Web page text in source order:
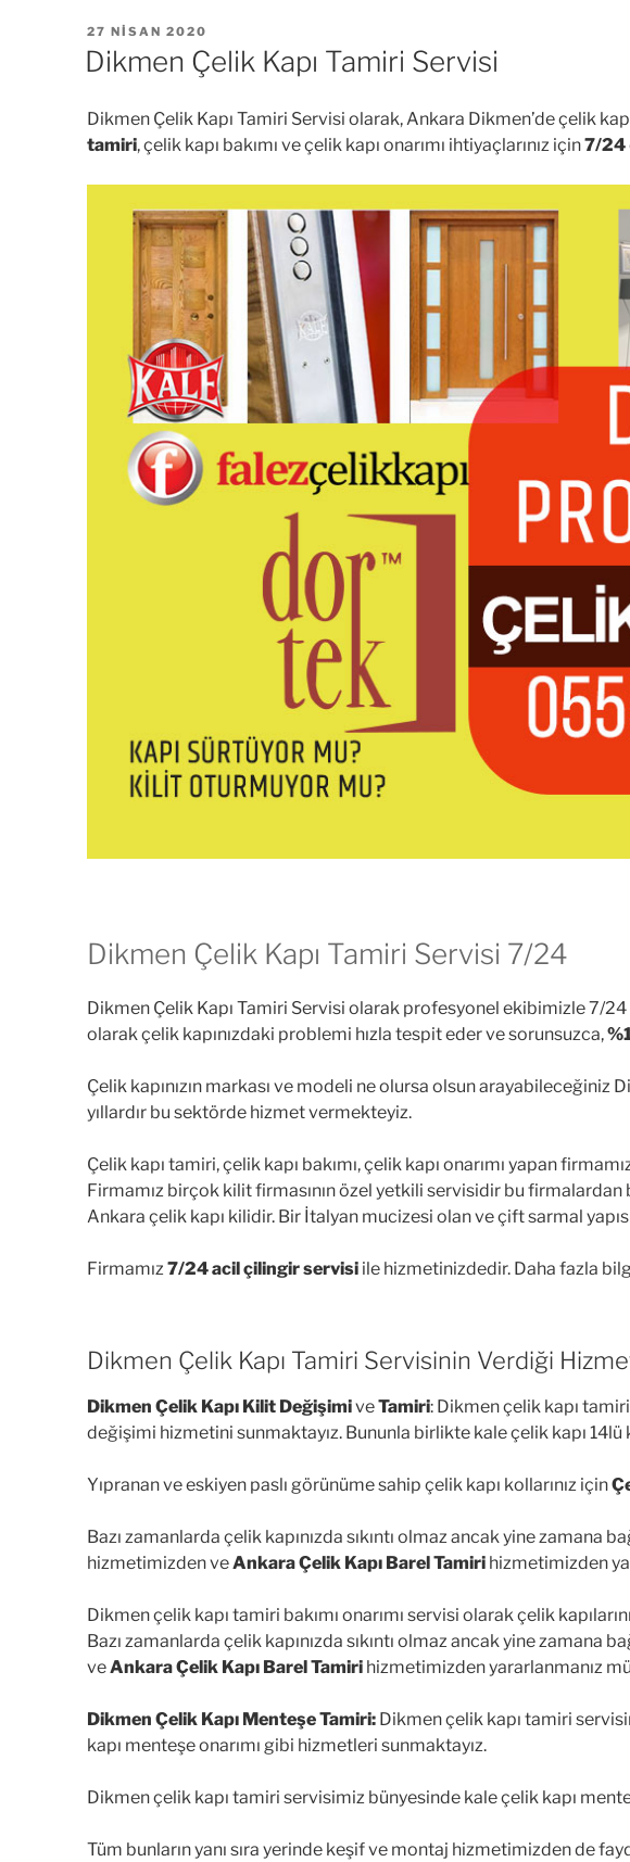
YAYIM
TARIHI
27 NISAN 2020
Dikmen Çelik Kapı Tamiri Servisi
Dikmen Çelik Kapı Tamiri Servisi olarak, Ankara Dikmen’de çelik
tamiri, çelik kapı bakımı ve çelik kapı onarımı ihtiyaçlarınız için7/24
Dikmen Çelik Kapı Tamiri Servisi 7/24
Dikmen Çelik Kapı Tamiri Servisi olarak profesyonel ekibimizle 7/
olarak çelik kapınızdaki problemi hızla tespit eder ve sorunsuzca,
Çelik kapınızın markası ve modeli ne olursa olsun
yıllardır bu sektörde hizmet vermekteyiz.
Çelik kapı tamiri, çelik kapı bakımı, çelik kapı onarımı yapan
Firmamız birçok kilit firmasının özel yetkili servisidir bu
Ankara çelik kapı kilidir. Bir İtalyan mucizesi olan ve çift sarmal
Firmamız7/24 acil çilingir servisi ile hizmetinizdedir. Daha fazla
Dikmen Çelik Kapı Tamiri Servisinin Verdiği
Dikmen Çelik Kapı Kilit DeğişimiveTamiri: Dikmen çelik kapı
değişimi hizmetini sunmaktayız. Bununla birlikte kale çelik kapı
Yıpranan ve eskiyen paslı görünüme sahip çelik kapı kollarınız için
Bazı zamanlarda çelik kapınızda sıkıntı olmaz ancak yine zamana
hizmetimizden veAnkara Çelik Kapı Barel Tamiri hizmetimizden
Dikmen çelik kapı tamiri bakımı onarımı servisi olarak çelik
Bazı zamanlarda çelik kapınızda sıkıntı olmaz ancak yine zamana
veAnkara Çelik Kapı Barel Tamiri hizmetimizden yararlanmanız
Dikmen Çelik Kapı Menteşe Tamiri: Dikmen çelik kapı tamiri
kapı menteşe onarımı gibi hizmetleri sunmaktayız.
Dikmen çelik kapı tamiri servisimiz bünyesinde kale çelik kapı
Tüm bunların yanı sıra yerinde keşif ve montaj hizmetimizden de